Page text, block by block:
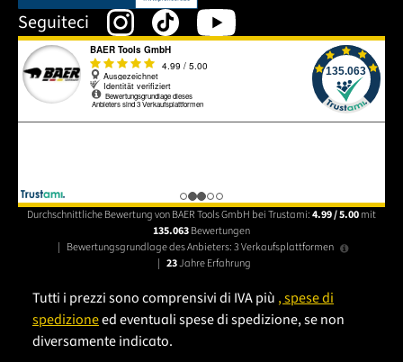
Seguiteci
Durchschnittliche Bewertung von BAER Tools GmbH bei Trustami:4.99 / 5.00mit
135.063Bewertungen
| Bewertungsgrundlage des Anbieters: 3 Verkaufsplattformen
| 23Jahre Erfahrung
Tutti i prezzi sono comprensivi di IVA più , spese di
spedizioneed eventuali spese di spedizione, se non
diversamente indicato.